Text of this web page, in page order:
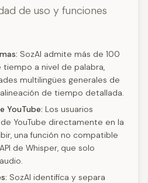
de uso y funciones
SozAI admite más de 100
a nivel de palabra,
multilingües generales de
de tiempo detallada.
YouTube: Los usuarios
YouTube directamente en la
una función no compatible
de Whisper, que solo
SozAI identifica y separa